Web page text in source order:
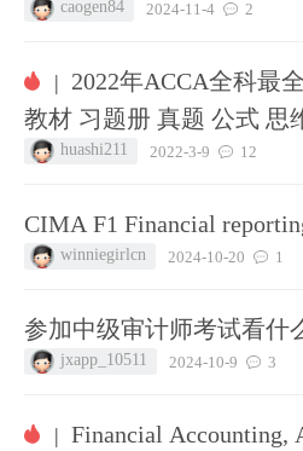
caogen84 2024-11-4 2
| 2022年ACCA全科最
教材 习题册 真题 公式 思
huashi211 2022-3-9 12
CIMA F1 Financial
winniegirlcn 2024-10-20 1
参加中级审计师考试看什
jxapp_10511 2024-10-9 3
| Financial Accounting,